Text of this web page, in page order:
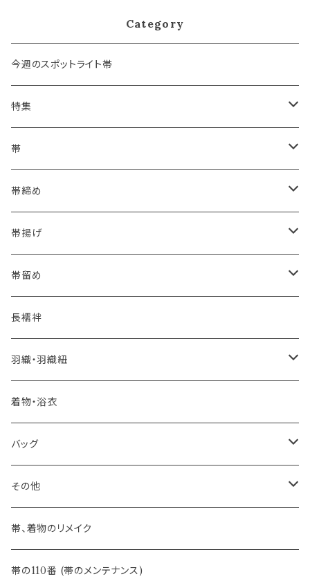
Category
今週のスポットライト帯
特集
浴衣にも！夏の帯揚げ
海のいろ ～sea-green～
格ある夏の名古屋帯（都の絽綴れ）
おとなの浴衣(有松 鳴海絞り)
自宅で洗える！本麻長襦袢
憧れの高級カジュアル帯
河合美術織物 訪問着に合わせる袋帯
訪問着に合わせるフォーマル帯
３万円台♪高見え袋帯・名古屋帯
帯
- 博多帯
夏・単衣用(夏帯)
- 西陣織
夏・単衣用(夏帯)
- 紬帯・自然布
- 琉球帯
- 染め帯
- 袋帯・洒落袋帯
- 名古屋帯
八寸名古屋帯 (松葉仕立て)
- オールシーズン帯
- 夏帯
- 半幅帯
帯締め
- おびやオリジナル
- 細平唐組 (7mmスリム帯締め)
- 田中節子
帯揚げ
- おびやオリジナル
- 京都 三浦清商店
- 大津工房 荒尾ちどり
帯留め
-おびやオリジナル
長襦袢
羽織・羽織紐
-おびやオリジナル
着物・浴衣
バッグ
-おびやオリジナル
その他
-おびやオリジナル
-フィカレ
帯、着物のリメイク
帯の110番 (帯のメンテナンス)